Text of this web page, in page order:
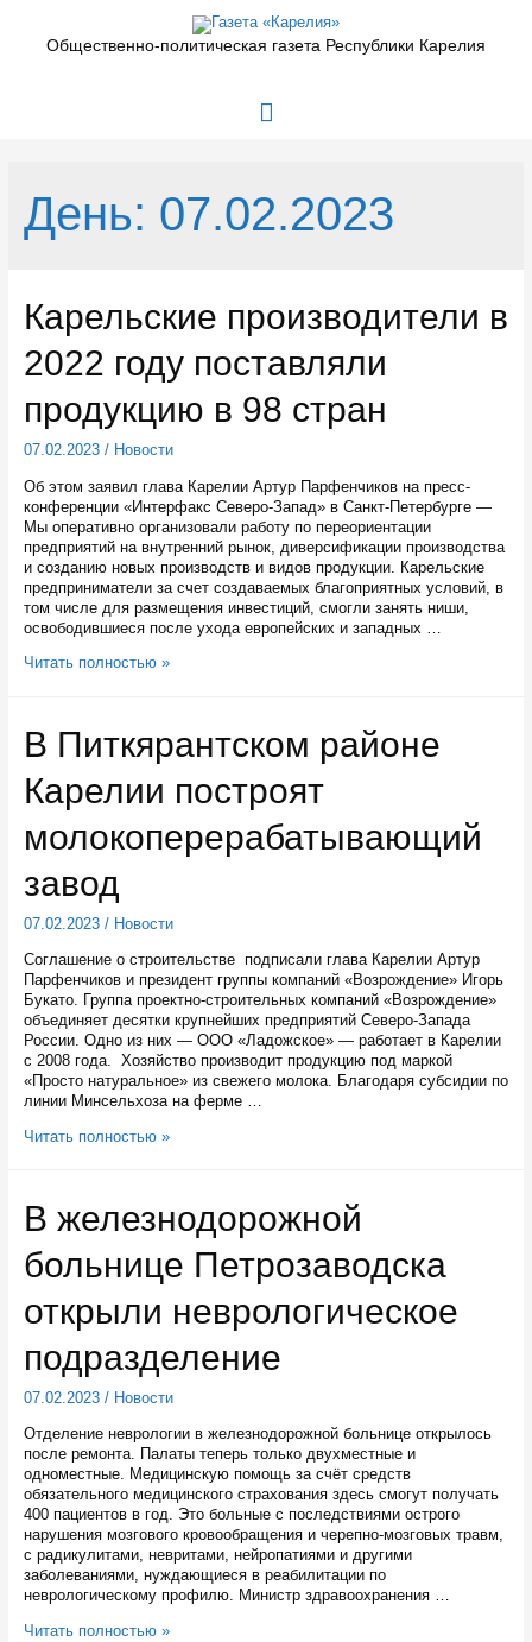
содержимомуОбщественно-политическая газета Республики Карелия
Главное
День: 07.02.2023
Карельские производители в
2022 году поставляли
продукцию в 98 стран
07.02.2023/ Новости
Об этом заявил глава Карелии Артур Парфенчиков на пресс-
конференции «Интерфакс Северо-Запад» в Санкт-Петербурге —
Мы оперативно организовали работу по переориентации
предприятий на внутренний рынок, диверсификации производства
и созданию новых производств и видов продукции. Карельские
предприниматели за счет создаваемых благоприятных условий, в
том числе для размещения инвестиций, смогли занять ниши,
освободившиеся после ухода европейских и западных …
Карельские
году
поставляли
продукцию
в
стран
Читать полностью »
В Питкярантском районе
Карелии построят
молокоперерабатывающий
завод
07.02.2023/ Новости
Соглашение о строительстве подписали глава Карелии Артур
Парфенчиков и президент группы компаний «Возрождение» Игорь
Букато. Группа проектно-строительных компаний «Возрождение»
объединяет десятки крупнейших предприятий Северо-Запада
России. Одно из них — ООО «Ладожское» — работает в Карелии
с 2008 года. Хозяйство производит продукцию под маркой
«Просто натуральное» из свежего молока. Благодаря субсидии по
линии Минсельхоза на ферме …
В
построят
молокоперерабатывающий
завод
Читать полностью »
В железнодорожной
больнице Петрозаводска
открыли неврологическое
подразделение
07.02.2023/ Новости
Отделение неврологии в железнодорожной больнице открылось
после ремонта. Палаты теперь только двухместные и
одноместные. Медицинскую помощь за счёт средств
обязательного медицинского страхования здесь смогут получать
400 пациентов в год. Это больные с последствиями острого
нарушения мозгового кровообращения и черепно-мозговых травм,
с радикулитами, невритами, нейропатиями и другими
заболеваниями, нуждающиеся в реабилитации по
неврологическому профилю. Министр здравоохранения …
В
Читать полностью »